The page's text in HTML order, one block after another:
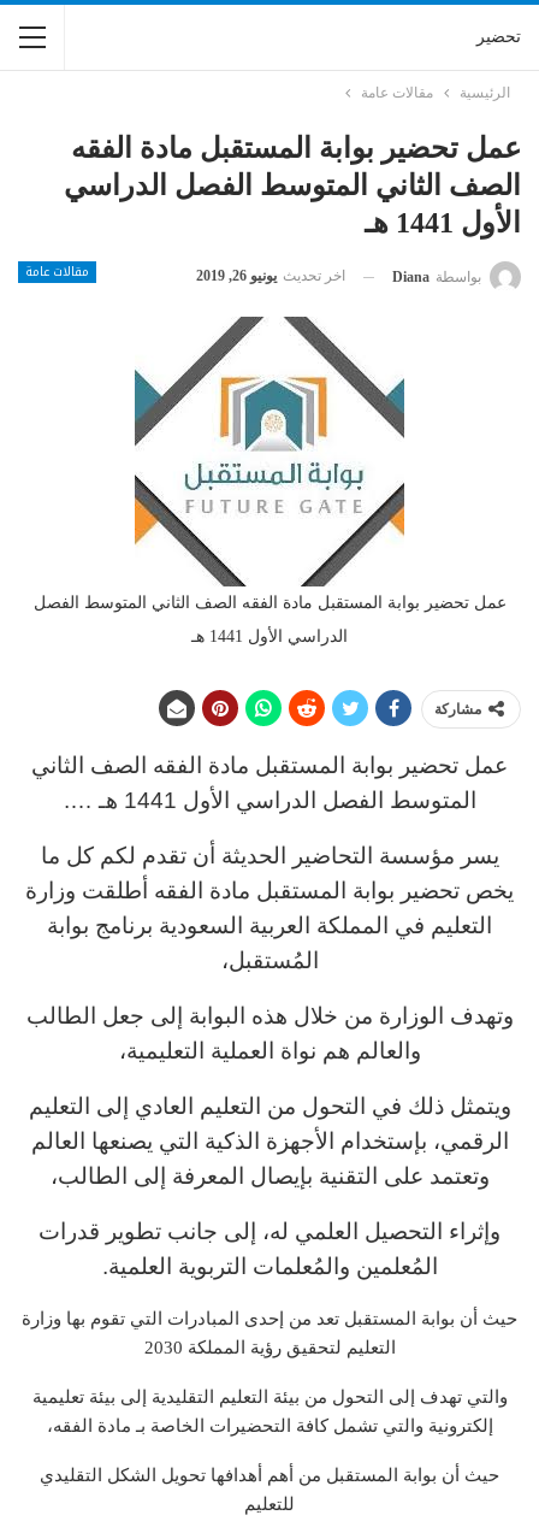
تحضير
الرئيسية مقالات عامة
عمل تحضير بوابة المستقبل مادة الفقه
الصف الثاني المتوسط الفصل الدراسي
الأول 1441 هـ
مقالات عامة بواسطة Diana اخر تحديث يونيو 26, 2019
عمل تحضير بوابة المستقبل مادة الفقه الصف الثاني المتوسط الفصل
الدراسي الأول 1441 هـ
مشاركة
عمل تحضير بوابة المستقبل مادة الفقه الصف الثاني
المتوسط الفصل الدراسي الأول 1441 هـ ….
يسر مؤسسة التحاضير الحديثة أن تقدم لكم كل ما
يخص تحضير بوابة المستقبل مادة الفقه أطلقت وزارة
التعليم في المملكة العربية السعودية برنامج بوابة
المُستقبل،
وتهدف الوزارة من خلال هذه البوابة إلى جعل الطالب
والعالم هم نواة العملية التعليمية،
ويتمثل ذلك في التحول من التعليم العادي إلى التعليم
الرقمي، بإستخدام الأجهزة الذكية التي يصنعها العالم
وتعتمد على التقنية بإيصال المعرفة إلى الطالب،
وإثراء التحصيل العلمي له، إلى جانب تطوير قدرات
المُعلمين والمُعلمات التربوية العلمية.
حيث أن بوابة المستقبل تعد من إحدى المبادرات التي تقوم بها وزارة
التعليم لتحقيق رؤية المملكة 2030
والتي تهدف إلى التحول من بيئة التعليم التقليدية إلى بيئة تعليمية
إلكترونية والتي تشمل كافة التحضيرات الخاصة بـ مادة الفقه،
حيث أن بوابة المستقبل من أهم أهدافها تحويل الشكل التقليدي
للتعليم